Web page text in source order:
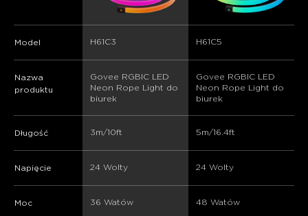
Model H61C3 H61C5
Nazwa
produktu
Govee RGBIC LED
Neon Rope Light do
biurek
Govee RGBIC LED
Neon Rope Light do
biurek
Długość 3m/10ft 5m/16.4ft
Napięcie 24 Wolty 24 Wolty
Moc 36 Watów 48 Watów